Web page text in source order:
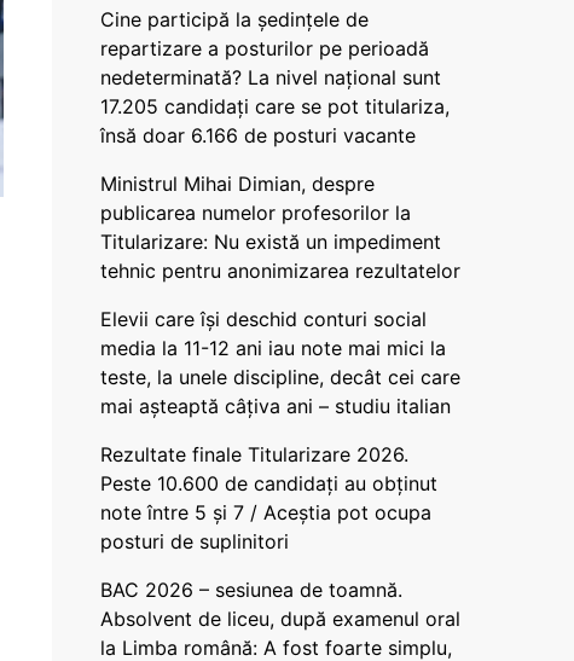
Cine participă la ședințele de
repartizare a posturilor pe perioadă
nedeterminată? La nivel național sunt
17.205 candidați care se pot titulariza,
însă doar 6.166 de posturi vacante
Ministrul Mihai Dimian, despre
publicarea numelor profesorilor la
Titularizare: Nu există un impediment
tehnic pentru anonimizarea rezultatelor
Elevii care își deschid conturi social
media la 11-12 ani iau note mai mici la
teste, la unele discipline, decât cei care
mai așteaptă câțiva ani – studiu italian
Rezultate finale Titularizare 2026.
Peste 10.600 de candidați au obținut
note între 5 și 7 / Aceștia pot ocupa
posturi de suplinitori
BAC 2026 – sesiunea de toamnă.
Absolvent de liceu, după examenul oral
la Limba română: A fost foarte simplu,